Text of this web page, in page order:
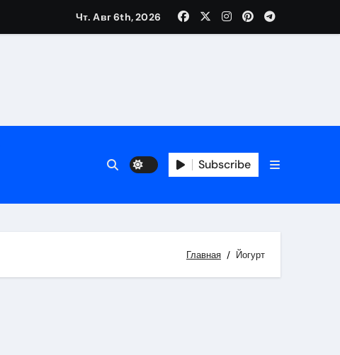
Чт. Авг 6th, 2026
Subscribe
Главная Йогурт